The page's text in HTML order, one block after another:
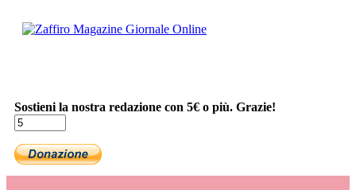
Sostieni la nostra redazione con 5€ o più. Grazie!